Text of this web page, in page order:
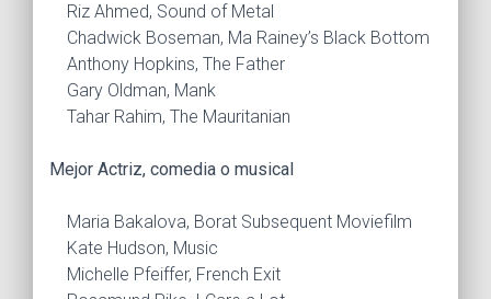
Riz Ahmed, Sound of Metal
Chadwick Boseman, Ma Rainey’s Black Bottom
Anthony Hopkins, The Father
Gary Oldman, Mank
Tahar Rahim, The Mauritanian
Mejor Actriz, comedia o musical
Maria Bakalova, Borat Subsequent Moviefilm
Kate Hudson, Music
Michelle Pfeiffer, French Exit